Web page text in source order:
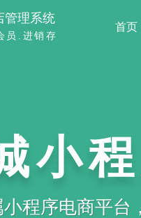
管理系统
员.进销存
首页
小
程序电商平台